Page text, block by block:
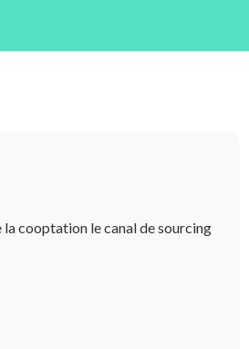
la cooptation le canal de sourcing